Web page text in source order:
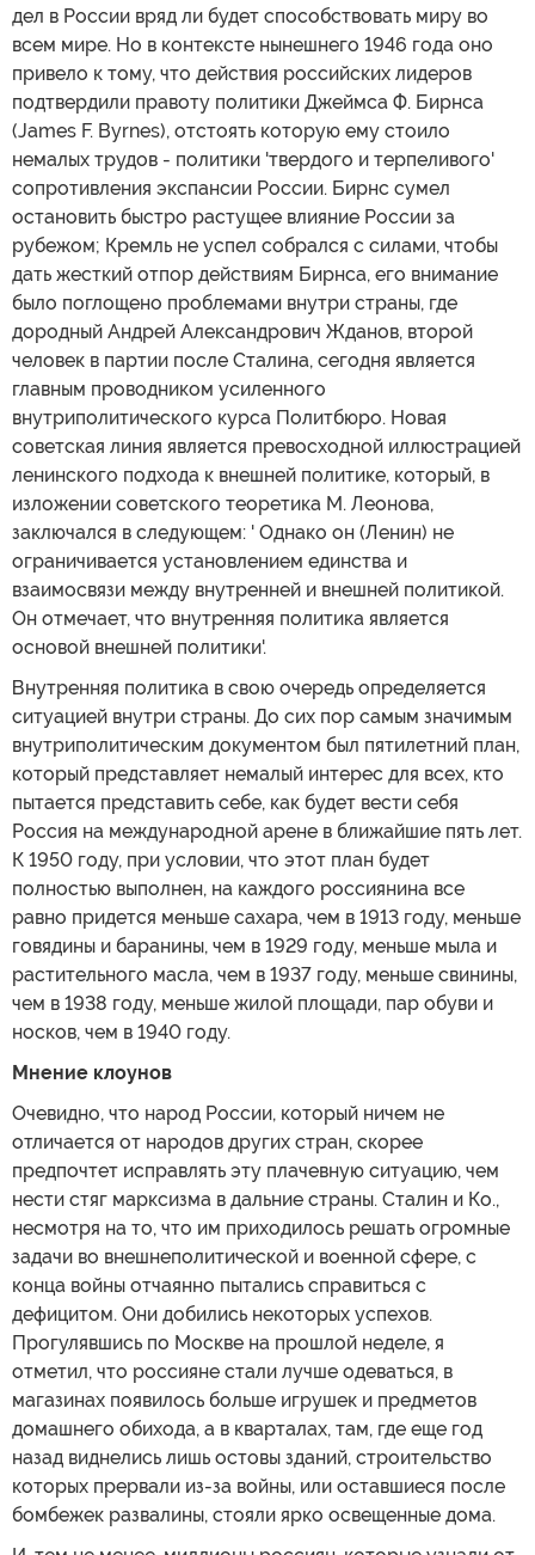
дел в России вряд ли будет способствовать миру во
всем мире. Но в контексте нынешнего 1946 года оно
привело к тому, что действия российских лидеров
подтвердили правоту политики Джеймса Ф. Бирнса
(James F. Byrnes), отстоять которую ему стоило
немалых трудов - политики 'твердого и терпеливого'
сопротивления экспансии России. Бирнс сумел
остановить быстро растущее влияние России за
рубежом; Кремль не успел собрался с силами, чтобы
дать жесткий отпор действиям Бирнса, его внимание
было поглощено проблемами внутри страны, где
дородный Андрей Александрович Жданов, второй
человек в партии после Сталина, сегодня является
главным проводником усиленного
внутриполитического курса Политбюро. Новая
советская линия является превосходной иллюстрацией
ленинского подхода к внешней политике, который, в
изложении советского теоретика М. Леонова,
заключался в следующем: ' Однако он (Ленин) не
ограничивается установлением единства и
взаимосвязи между внутренней и внешней политикой.
Он отмечает, что внутренняя политика является
основой внешней политики'.
Внутренняя политика в свою очередь определяется
ситуацией внутри страны. До сих пор самым значимым
внутриполитическим документом был пятилетний план,
который представляет немалый интерес для всех, кто
пытается представить себе, как будет вести себя
Россия на международной арене в ближайшие пять лет.
К 1950 году, при условии, что этот план будет
полностью выполнен, на каждого россиянина все
равно придется меньше сахара, чем в 1913 году, меньше
говядины и баранины, чем в 1929 году, меньше мыла и
растительного масла, чем в 1937 году, меньше свинины,
чем в 1938 году, меньше жилой площади, пар обуви и
носков, чем в 1940 году.
Мнение клоунов
Очевидно, что народ России, который ничем не
отличается от народов других стран, скорее
предпочтет исправлять эту плачевную ситуацию, чем
нести стяг марксизма в дальние страны. Сталин и Ко.,
несмотря на то, что им приходилось решать огромные
задачи во внешнеполитической и военной сфере, с
конца войны отчаянно пытались справиться с
дефицитом. Они добились некоторых успехов.
Прогулявшись по Москве на прошлой неделе, я
отметил, что россияне стали лучше одеваться, в
магазинах появилось больше игрушек и предметов
домашнего обихода, а в кварталах, там, где еще год
назад виднелись лишь остовы зданий, строительство
которых прервали из-за войны, или оставшиеся после
бомбежек развалины, стояли ярко освещенные дома.